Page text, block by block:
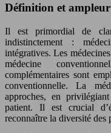
Définition et ampleur
Il est primordial de
indistinctement :
intégratives. Les
médecine
complémentaires sont
conventionnelle. La
approches, en
patient. Il est crucial
reconnaître la diversité des